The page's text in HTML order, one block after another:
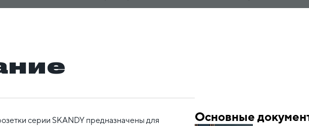
серии SKANDY предназначены для
Основные